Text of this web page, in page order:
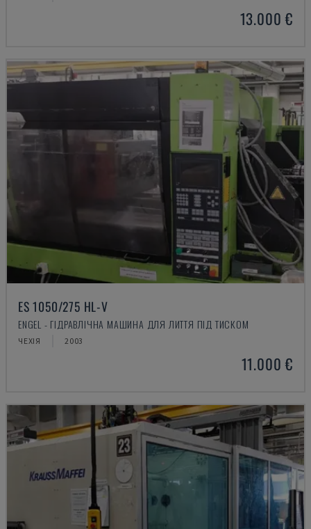
13.000 €
ES 1050/275 HL-V
ENGEL - ГІДРАВЛІЧНА МАШИНА ДЛЯ ЛИТТЯ ПІД ТИСКОМ
ЧЕХІЯ 2003
11.000 €